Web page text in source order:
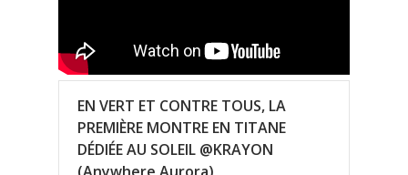
EN VERT ET CONTRE TOUS, LA
PREMIÈRE MONTRE EN TITANE
DÉDIÉE AU SOLEIL @KRAYON